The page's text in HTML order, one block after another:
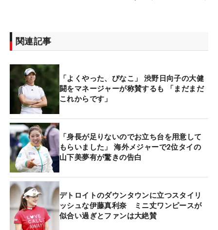
関連記事
「よくやった、ぴなこ」 渋野日向子の大健
闘をマネージャーが称賛するも 「まだまだ
これからです」
「身長が足りないのでお立ち台を用意して
もらいました」 海外メジャーで2位タイの
山下美夢有が驚きの告白
デトロイトのダウンタウンに立つスタイリ
ッシュな伊藤真利奈 ミニ丈ワンピースが
似合い過ぎとファンは大絶賛